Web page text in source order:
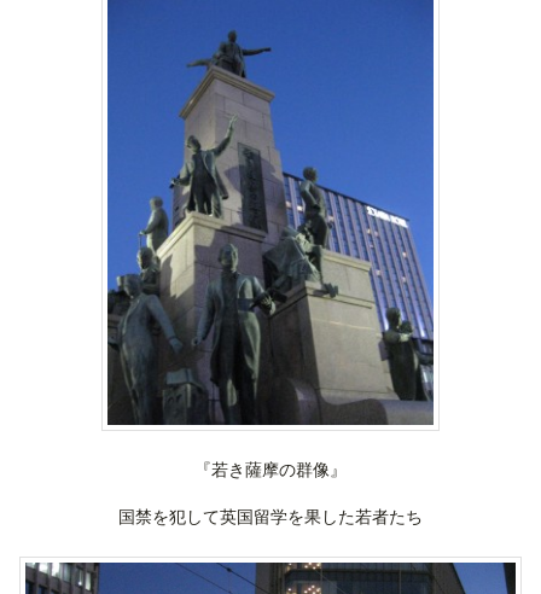
『若き薩摩の群像』
国禁を犯して英国留学を果した若者たち